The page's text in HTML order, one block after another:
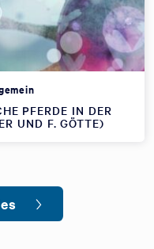
PFERDE IN DER
UND F. GÖTTE)